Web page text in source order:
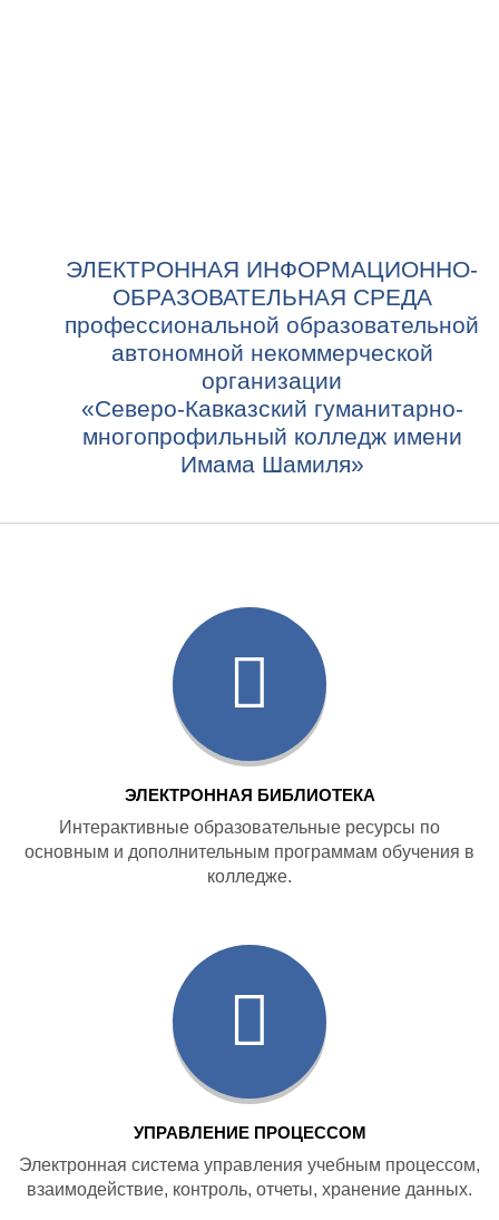
ЭЛЕКТРОННАЯ ИНФОРМАЦИОННО-
ОБРАЗОВАТЕЛЬНАЯ СРЕДА
профессиональной образовательной
автономной некоммерческой
организации
«Северо-Кавказский гуманитарно-
многопрофильный колледж имени
Имама Шамиля»
ЭЛЕКТРОННАЯ БИБЛИОТЕКА
Интерактивные образовательные ресурсы по
основным и дополнительным программам обучения в
колледже.
УПРАВЛЕНИЕ ПРОЦЕССОМ
Электронная система управления учебным процессом,
взаимодействие, контроль, отчеты, хранение данных.